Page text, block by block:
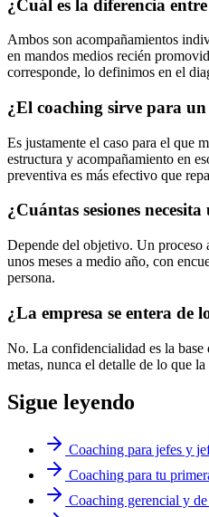
¿Cuál es la diferencia
Ambos son acompañamientos
en mandos medios recién
corresponde, lo definimos en el
¿El coaching sirve para
Es justamente el caso para el que
estructura y acompañamiento en
preventiva es más efectivo que
¿Cuántas sesiones
Depende del objetivo. Un proceso
unos meses a medio año, con
persona.
¿La empresa se entera de
No. La confidencialidad es la base
metas, nunca el detalle de lo que
Sigue leyendo
Coaching para jefes y
Coaching para tu
Coaching gerencial y